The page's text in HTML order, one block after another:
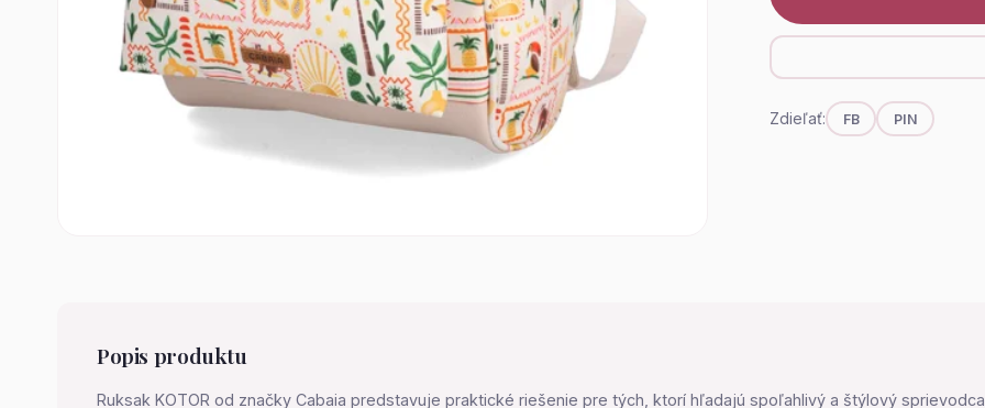
Zdieľať: FB PIN
Popis produktu
Ruksak KOTOR od značky Cabaia predstavuje praktické riešenie pre tých, ktorí hľadajú spoľahlivý a štýlový